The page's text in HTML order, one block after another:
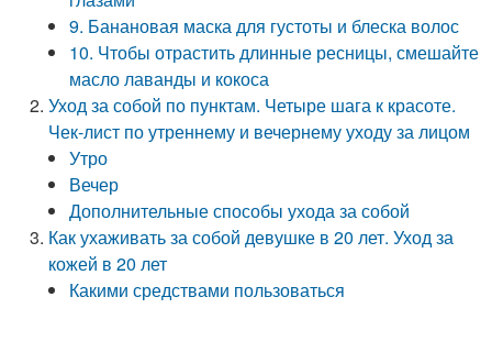
9. Банановая маска для густоты и блеска волос
10. Чтобы отрастить длинные ресницы, смешайте
масло лаванды и кокоса
Уход за собой по пунктам. Четыре шага к красоте.
Чек-лист по утреннему и вечернему уходу за лицом
Утро
Вечер
Дополнительные способы ухода за собой
Как ухаживать за собой девушке в 20 лет. Уход за
кожей в 20 лет
Какими средствами пользоваться